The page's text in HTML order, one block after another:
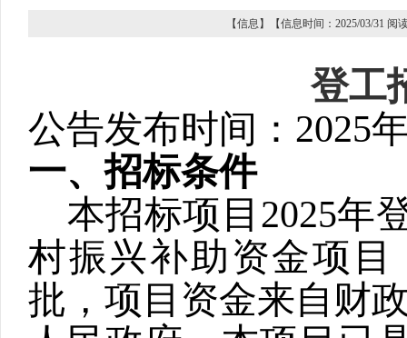
【信息】【信息时间：2025/03/31 阅
登工
公告发布时间： 2025
一、招标条件
本招标项目 2025年
村振兴补助资金项
批，项目资金来自财